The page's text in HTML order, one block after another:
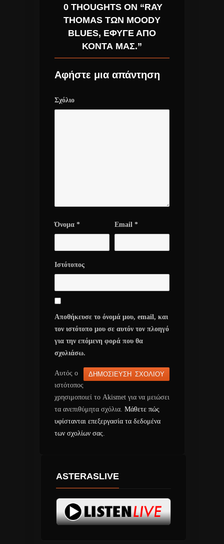
0 THOUGHTS ON “RAY
THOMAS ΤΩΝ MOODY
BLUES, ΈΦΥΓΕ ΑΠΌ
ΚΟΝΤΆ ΜΑΣ.”
Αφήστε μια απάντηση
Σχόλιο
Όνομα * Email *
Ιστότοπος
Αποθήκευσε το όνομά μου, email, και
τον ιστότοπο μου σε αυτόν τον πλοηγό
για την επόμενη φορά που θα
σχολιάσω.
Αυτός ο
ιστότοπος
χρησιμοποιεί το Akismet για να μειώσει
τα ανεπιθύμητα σχόλια. Μάθετε πώς
υφίστανται επεξεργασία τα δεδομένα
των σχολίων σας.
ASTERASLIVE